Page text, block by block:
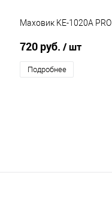
Маховик KE-1020A PRO
720 руб. / шт
Подробнее